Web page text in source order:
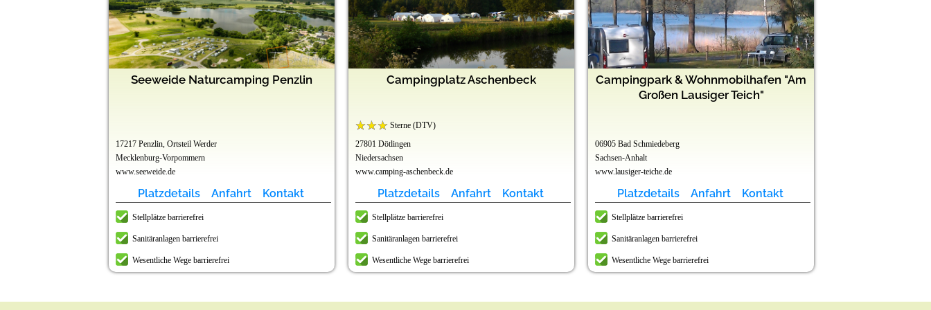
Seeweide Naturcamping Penzlin
17217 Penzlin, Ortsteil Werder
Mecklenburg-Vorpommern
www.seeweide.de
Platzdetails Anfahrt Kontakt
Stellplätze barrierefrei
Sanitäranlagen barrierefrei
Wesentliche Wege barrierefrei
Campingplatz Aschenbeck
Sterne (DTV)
27801 Dötlingen
Niedersachsen
www.camping-aschenbeck.de
Platzdetails Anfahrt Kontakt
Stellplätze barrierefrei
Sanitäranlagen barrierefrei
Wesentliche Wege barrierefrei
Campingpark & Wohnmobilhafen "Am
Großen Lausiger Teich"
06905 Bad Schmiedeberg
Sachsen-Anhalt
www.lausiger-teiche.de
Platzdetails Anfahrt Kontakt
Stellplätze barrierefrei
Sanitäranlagen barrierefrei
Wesentliche Wege barrierefrei